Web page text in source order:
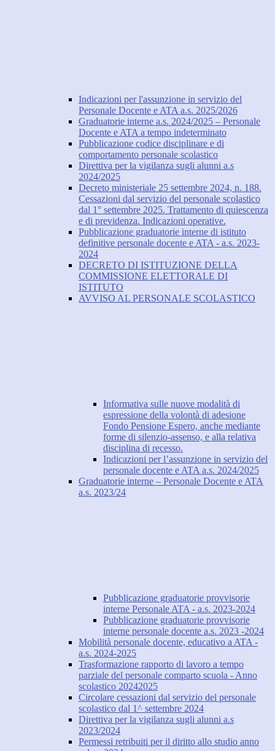
Indicazioni per l'assunzione in servizio del
Personale Docente e ATA a.s. 2025/2026
Graduatorie interne a.s. 2024/2025 – Personale
Docente e ATA a tempo indeterminato
Pubblicazione codice disciplinare e di
comportamento personale scolastico
Direttiva per la vigilanza sugli alunni a.s
2024/2025
Decreto ministeriale 25 settembre 2024, n. 188.
Cessazioni dal servizio del personale scolastico
dal 1° settembre 2025. Trattamento di quiescenza
e di previdenza. Indicazioni operative.
Pubblicazione graduatorie interne di istituto
definitive personale docente e ATA - a.s. 2023-
2024
DECRETO DI ISTITUZIONE DELLA
COMMISSIONE ELETTORALE DI
ISTITUTO
AVVISO AL PERSONALE SCOLASTICO
Informativa sulle nuove modalità di
espressione della volontà di adesione
Fondo Pensione Espero, anche mediante
forme di silenzio-assenso, e alla relativa
disciplina di recesso.
Indicazioni per l’assunzione in servizio del
personale docente e ATA a.s. 2024/2025
Graduatorie interne – Personale Docente e ATA
a.s. 2023/24
Pubblicazione graduatorie provvisorie
interne Personale ATA - a.s. 2023-2024
Pubblicazione graduatorie provvisorie
interne personale docente a.s. 2023 -2024
Mobilità personale docente, educativo a ATA -
a.s. 2024-2025
Trasformazione rapporto di lavoro a tempo
parziale del personale comparto scuola - Anno
scolastico 20242025
Circolare cessazioni dal servizio del personale
scolastico dal 1^ settembre 2024
Direttiva per la vigilanza sugli alunni a.s
2023/2024
Permessi retribuiti per il diritto allo studio anno